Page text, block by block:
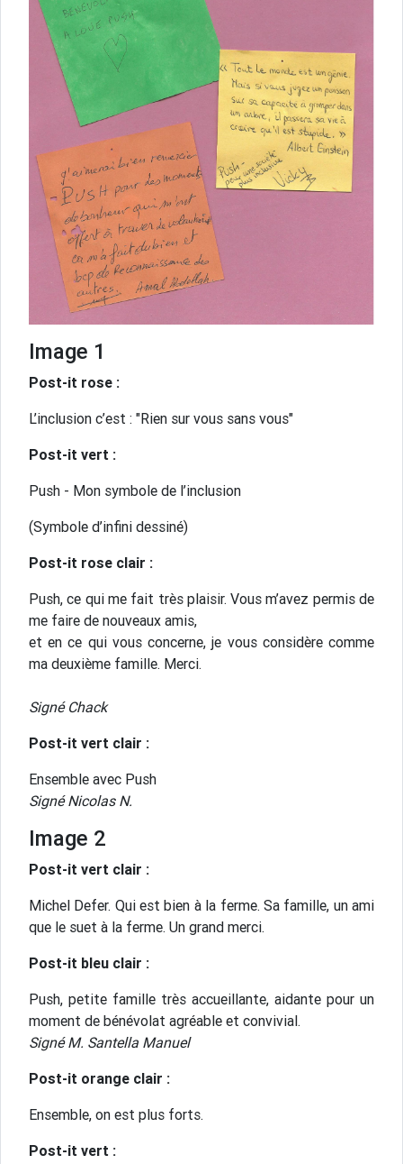
Image 1
Post-it rose :
L’inclusion c’est : "Rien sur vous sans vous"
Post-it vert :
Push - Mon symbole de l’inclusion
(Symbole d’infini dessiné)
Post-it rose clair :
Push, ce qui me fait très plaisir. Vous m’avez permis de
me faire de nouveaux amis,
et en ce qui vous concerne, je vous considère comme
ma deuxième famille. Merci.
Signé Chack
Post-it vert clair :
Ensemble avec Push
Signé Nicolas N.
Image 2
Post-it vert clair :
Michel Defer. Qui est bien à la ferme. Sa famille, un ami
que le suet à la ferme. Un grand merci.
Post-it bleu clair :
Push, petite famille très accueillante, aidante pour un
moment de bénévolat agréable et convivial.
Signé M. Santella Manuel
Post-it orange clair :
Ensemble, on est plus forts.
Post-it vert :